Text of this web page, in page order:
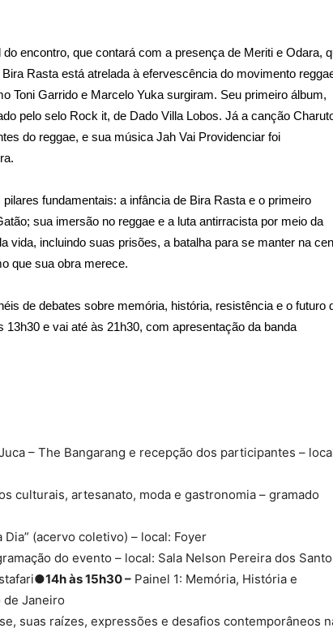
encontro, que contará com a presença de Meriti e Odara,
Rasta está atrelada à efervescência do movimento
Toni Garrido e Marcelo Yuka surgiram. Seu primeiro álbum,
pelo selo Rock it, de Dado Villa Lobos. Já a canção
do reggae, e sua música Jah Vai Providenciar foi
fundamentais: a infância de Bira Rasta e o primeiro
sua imersão no reggae e a luta antirracista por meio da
vida, incluindo suas prisões, a batalha para se manter na
que sua obra merece.
de debates sobre memória, história, resistência e o futuro
e vai até às 21h30, com apresentação da banda
– The Bangarang e recepção dos participantes –
culturais, artesanato, moda e gastronomia – gramado
(acervo coletivo) – local: Foyer
do evento – local: Sala Nelson Pereira dos
14h às 15h30 – Painel 1: Memória, História e
de Janeiro
suas raízes, expressões e desafios contemporâneos